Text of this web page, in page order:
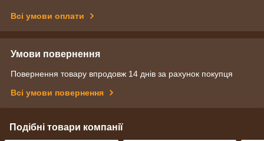
Всі умови оплати
Умови повернення
Повернення товару впродовж 14 днів за рахунок покупця
Всі умови повернення
Подібні товари компанії